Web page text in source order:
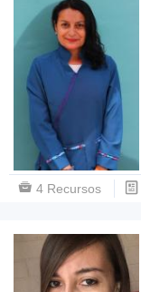
4 Recursos